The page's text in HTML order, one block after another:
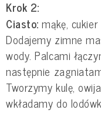
Krok 2:
Ciasto: mąkę,
Dodajemy zimne
wody. Palcami
następnie
Tworzymy kulę,
wkładamy do